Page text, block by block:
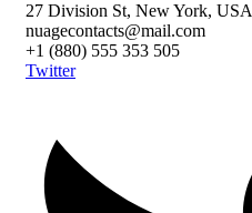
27 Division St, New York, USA
nuagecontacts@mail.com
+1 (880) 555 353 505
Twitter